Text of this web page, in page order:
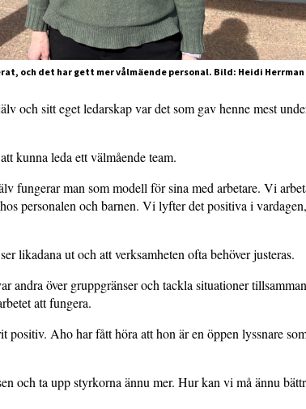
och det har gett mer vålmäende personal. Bild: Heidi Herrman
och sitt eget ledarskap var det som gav henne mest
kunna leda ett välmående team.
fungerar man som modell för sina med arbetare. Vi
personalen och barnen. Vi lyfter det positiva i vardagen,
likadana ut och att verksamheten ofta behöver justeras.
andra över gruppgränser och tackla situationer
att fungera.
positiv. Aho har fått höra att hon är en öppen lyssnare
och ta upp styrkorna ännu mer. Hur kan vi må ännu